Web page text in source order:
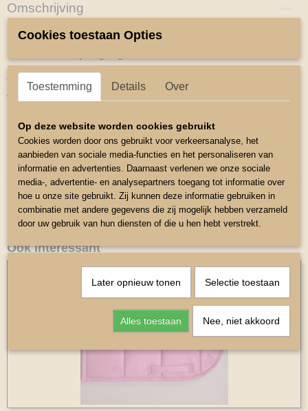
Omschrijving
Setje Zadeldekje en Beenbeschermers
Zadel maat 12-14 inch
Wasbaar 30 graden
Beenbeschermers Mini Shetlander
Maat harde schaal 11cm
Kleur Blauw
Ook interessant
Cookies toestaan Opties
Toestemming Details Over
Op deze website worden cookies gebruikt
Cookies worden door ons gebruikt voor verkeersanalyse, het
aanbieden van sociale media-functies en het personaliseren van
informatie en advertenties. Daarnaast verlenen we onze sociale
media-, advertentie- en analysepartners toegang tot informatie over
hoe u onze site gebruikt. Zij kunnen deze informatie gebruiken in
combinatie met andere gegevens die zij mogelijk hebben verzameld
door uw gebruik van hun diensten of die u hen hebt verstrekt.
Later opnieuw tonen Selectie toestaan
Alles toestaan Nee, niet akkoord